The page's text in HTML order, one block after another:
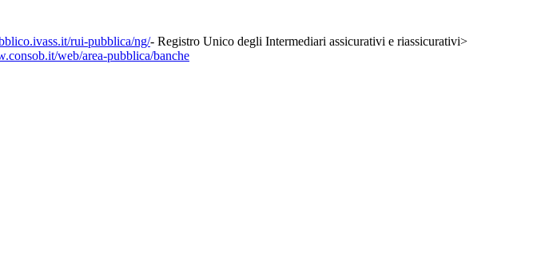
rui-pubblica/ng/- Registro Unico degli Intermediari assicurativi e riassicurativi>
web/area-pubblica/banche